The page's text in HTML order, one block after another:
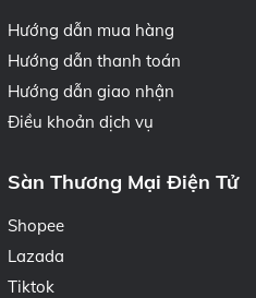
Hướng dẫn mua hàng
Hướng dẫn thanh toán
Hướng dẫn giao nhận
Điều khoản dịch vụ
Sàn Thương Mại Điện Tử
Shopee
Lazada
Tiktok